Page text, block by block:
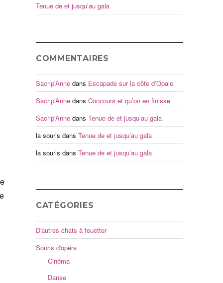
Tenue de et jusqu’au gala
COMMENTAIRES
Sacrip'Annedans Escapade sur la côte d’Opale
Sacrip'Annedans Concours et qu’on en finisse
Sacrip'Annedans Tenue de et jusqu’au gala
la souris dans Tenue de et jusqu’au gala
la souris dans Tenue de et jusqu’au gala
CATÉGORIES
D'autres chats à fouetter
Souris d'opéra
Cinéma
Danse